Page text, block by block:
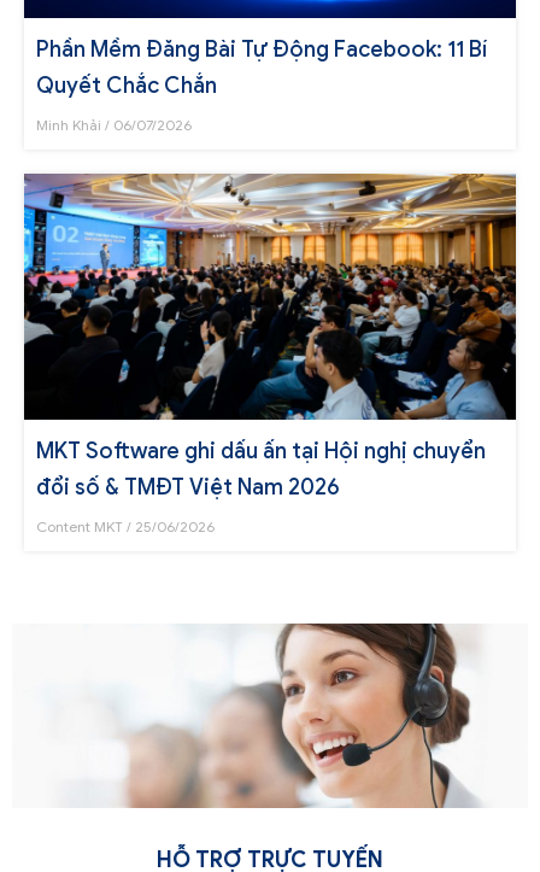
Phần Mềm Đăng Bài Tự Động Facebook: 11 Bí
Quyết Chắc Chắn
Minh Khải 06/07/2026
MKT Software ghi dấu ấn tại Hội nghị chuyển
đổi số & TMĐT Việt Nam 2026
Content MKT 25/06/2026
HỖ TRỢ TRỰC TUYẾN